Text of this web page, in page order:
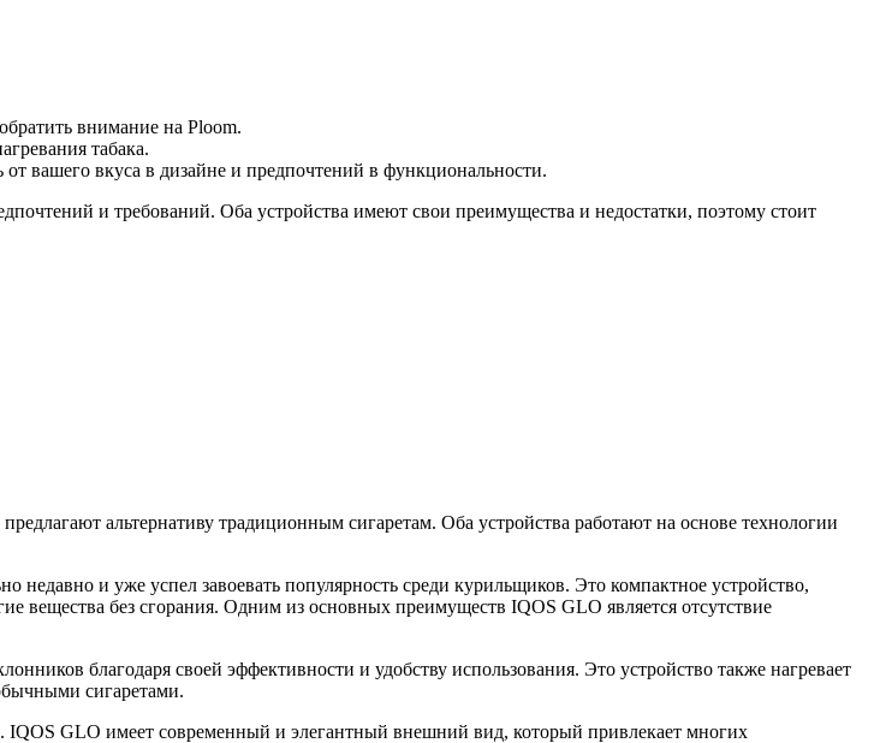
внимание на Ploom.
табака.
вашего вкуса в дизайне и предпочтений в функциональности.
и требований. Оба устройства имеют свои преимущества и недостатки, поэтому стоит
альтернативу традиционным сигаретам. Оба устройства работают на основе технологии
и уже успел завоевать популярность среди курильщиков. Это компактное устройство,
вещества без сгорания. Одним из основных преимуществ IQOS GLO является отсутствие
благодаря своей эффективности и удобству использования. Это устройство также нагревает
сигаретами.
GLO имеет современный и элегантный внешний вид, который привлекает многих